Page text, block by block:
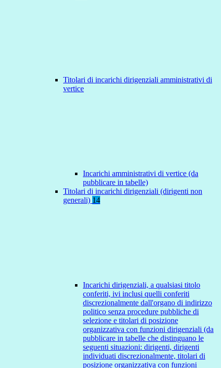
Titolari di incarichi dirigenziali amministrativi di
vertice
Incarichi amministrativi di vertice (da
pubblicare in tabelle)
Titolari di incarichi dirigenziali (dirigenti non
generali) 14
Incarichi dirigenziali, a qualsiasi titolo
conferiti, ivi inclusi quelli conferiti
discrezionalmente dall'organo di indirizzo
politico senza procedure pubbliche di
selezione e titolari di posizione
organizzativa con funzioni dirigenziali (da
pubblicare in tabelle che distinguano le
seguenti situazioni: dirigenti, dirigenti
individuati discrezionalmente, titolari di
posizione organizzativa con funzioni